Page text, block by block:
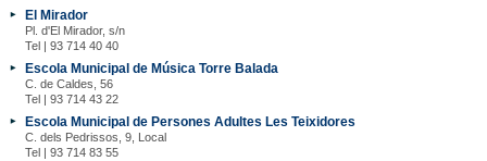
El Mirador
Pl. d'El Mirador, s/n
Tel | 93 714 40 40
Escola Municipal de Música Torre Balada
C. de Caldes, 56
Tel | 93 714 43 22
Escola Municipal de Persones Adultes Les Teixidores
C. dels Pedrissos, 9, Local
Tel | 93 714 83 55